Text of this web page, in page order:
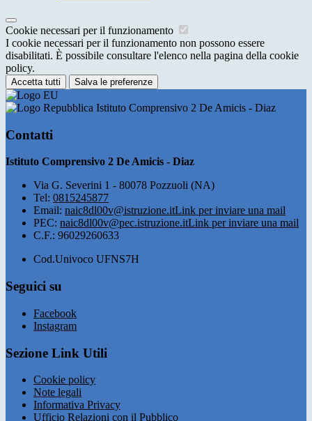
Cookie necessari per il funzionamento
I cookie necessari per il funzionamento non possono essere
disabilitati. È possibile consultare l'elenco nella pagina della cookie
policy.
Accetta tutti Salva le preferenze
Istituto Comprensivo 2 De Amicis - Diaz
Contatti
Istituto Comprensivo 2 De Amicis - Diaz
Via G. Severini 1 - 80078 Pozzuoli (NA)
Tel: 0815245877
Email: naic8dl00v@istruzione.itLink per inviare una mail
PEC: naic8dl00v@pec.istruzione.itLink per inviare una mail
C.F.: 96029260633
Cod.Univoco UFNS7H
Seguici su
Facebook
Instagram
Sezione Link Utili
Cookie policy
Note legali
Informativa Privacy
Ufficio Relazioni con il Pubblico